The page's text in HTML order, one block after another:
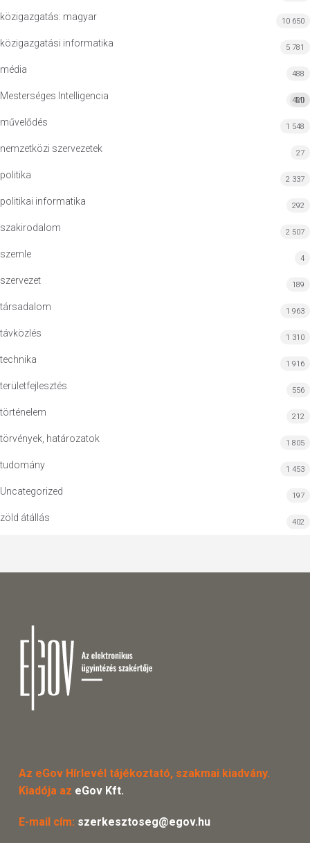
közigazgatás: magyar 10 650
közigazgatási informatika 5 781
média 488
Mesterséges Intelligencia MI
420
művelődés 1 548
nemzetközi szervezetek 27
politika 2 337
politikai informatika 292
szakirodalom 2 507
szemle 4
szervezet 189
társadalom 1 963
távközlés 1 310
technika 1 916
területfejlesztés 556
történelem 212
törvények, határozatok 1 805
tudomány 1 453
Uncategorized 197
zöld átállás 402
Az eGov Hírlevél tájékoztató, szakmai kiadvány.
Kiadója az eGov Kft.
E-mail cím: szerkesztoseg@egov.hu